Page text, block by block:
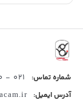
شماره تماس: 021 - 66410090 و 66700071
آدرس ایمیل: